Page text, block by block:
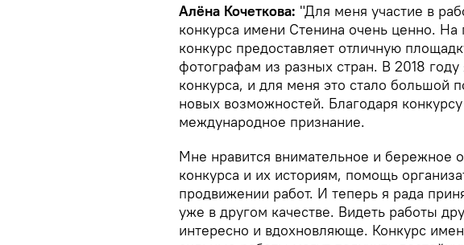
Алёна Кочеткова: "Для меня участие в
конкурса имени Стенина очень ценно. На
конкурс предоставляет отличную
фотографам из разных стран. В 2018 году
конкурса, и для меня это стало большой
новых возможностей. Благодаря
международное признание.
Мне нравится внимательное и бережное
конкурса и их историям, помощь
продвижении работ. И теперь я рада
уже в другом качестве. Видеть работы
интересно и вдохновляюще. Конкурс